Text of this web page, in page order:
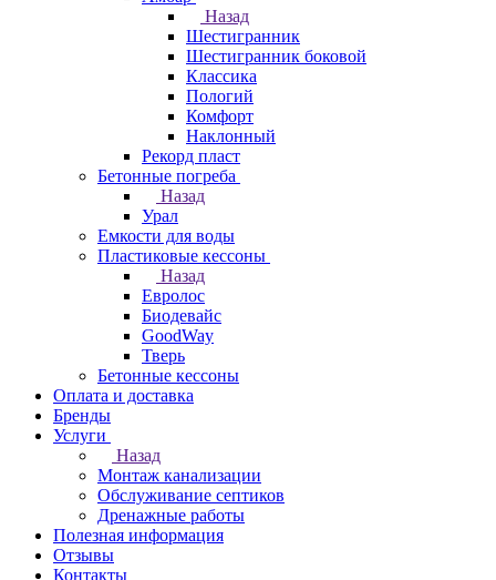
Назад
Шестигранник
Шестигранник боковой
Классика
Пологий
Комфорт
Наклонный
Рекорд пласт
Бетонные погреба
Назад
Урал
Емкости для воды
Пластиковые кессоны
Назад
Евролос
Биодевайс
GoodWay
Тверь
Бетонные кессоны
Оплата и доставка
Бренды
Услуги
Назад
Монтаж канализации
Обслуживание септиков
Дренажные работы
Полезная информация
Отзывы
Контакты